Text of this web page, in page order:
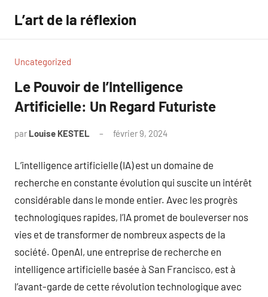
contenu
L’art de la réflexion
Uncategorized
Le Pouvoir de l’Intelligence
Artificielle: Un Regard Futuriste
par Louise KESTEL février 9, 2024
L’intelligence artificielle (IA) est un domaine de
recherche en constante évolution qui suscite un intérêt
considérable dans le monde entier. Avec les progrès
technologiques rapides, l’IA promet de bouleverser nos
vies et de transformer de nombreux aspects de la
société. OpenAI, une entreprise de recherche en
intelligence artificielle basée à San Francisco, est à
l’avant-garde de cette révolution technologique avec